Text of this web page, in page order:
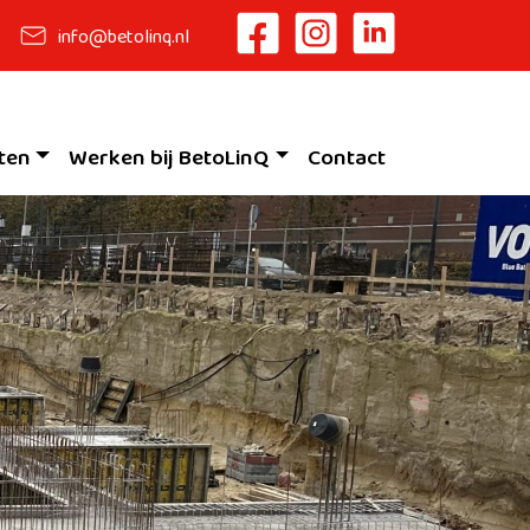
info@betolinq.nl
Werken bij BetoLinQ Contact